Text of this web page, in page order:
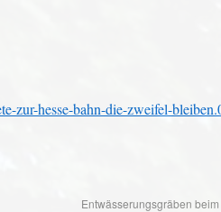
zur-hesse-bahn-die-zweifel-
Entwässerungsgräben